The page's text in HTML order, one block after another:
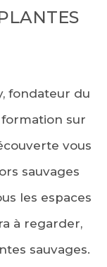
fondateur du
sur
vous
sauvages
les espaces
à regarder,
sauvages.